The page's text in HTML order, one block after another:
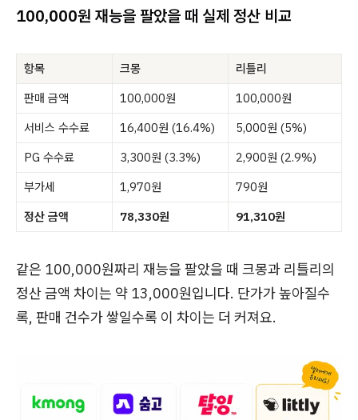
100,000원 재능을 팔았을 때 실제 정산 비교
항목 크몽
리틀리
판매 금액
100,000원
100,000원
서비스 수수료
16,400원 (16.4%)
5,000원 (5%)
PG 수수료
3,300원 (3.3%)
2,900원 (2.9%)
부가세
1,970원
790원
정산 금액
78,330원 91,310원
같은 100,000원짜리 재능을 팔았을 때 크몽과 리틀리의
정산 금액 차이는 약 13,000원입니다. 단가가 높아질수
록, 판매 건수가 쌓일수록 이 차이는 더 커져요.